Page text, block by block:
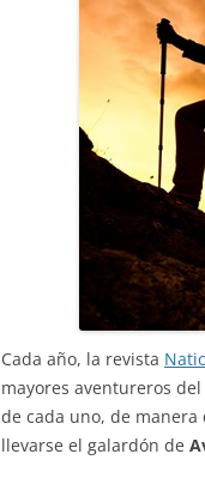
Cada año, la revista
mayores aventureros
de cada uno, de
llevarse el galardón de